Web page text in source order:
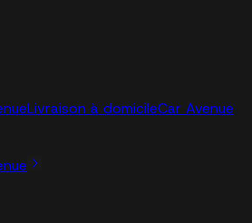
Livraison à domicileCar Avenue